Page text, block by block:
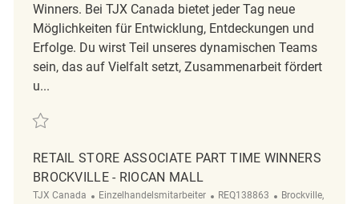
Winners. Bei TJX Canada bietet jeder Tag neue
Möglichkeiten für Entwicklung, Entdeckungen und
Erfolge. Du wirst Teil unseres dynamischen Teams
sein, das auf Vielfalt setzt, Zusammenarbeit fördert
u...
Retten Retail Store Associate Part Time Winners REQ115931
RETAIL STORE ASSOCIATE PART TIME WINNERS
BROCKVILLE - RIOCAN MALL
TJX Canada Kategorie
Einzelhandelsmitarbeiter ReqId
REQ138863 Ort
Brockville,